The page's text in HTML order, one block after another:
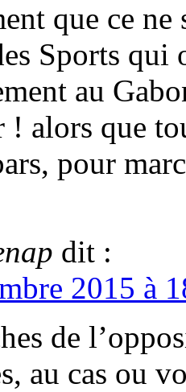
que ce
Sports qui
au
alors que
pour
dit :
2015 à
de
au cas ou